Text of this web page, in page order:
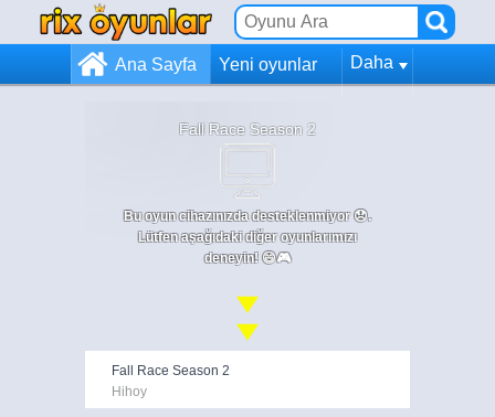
Ana Sayfa Yeni oyunlar Daha
Fall Race Season 2
Bu oyun cihazınızda desteklenmiyor 😞.
Lütfen aşağıdaki diğer oyunlarımızı
deneyin! 😄🎮
Fall Race Season 2
Hihoy